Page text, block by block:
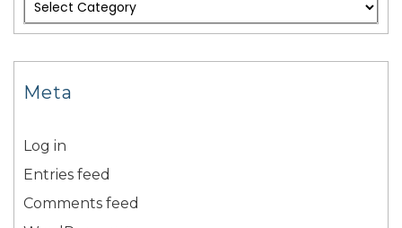
Meta
Log in
Entries feed
Comments feed